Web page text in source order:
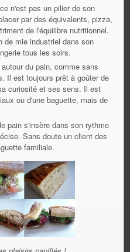
n'est pas un pilier de son
par des équivalents, pizza,
de l'équilibre nutritionnel.
de mie industriel dans son
tous les soirs.
du pain, comme sans
Il est toujours prêt à goûter de
curiosité et ses sens. Il est
ou d'une baguette, mais de
pain s'insère dans son rythme
Sans doute un client des
familiale.